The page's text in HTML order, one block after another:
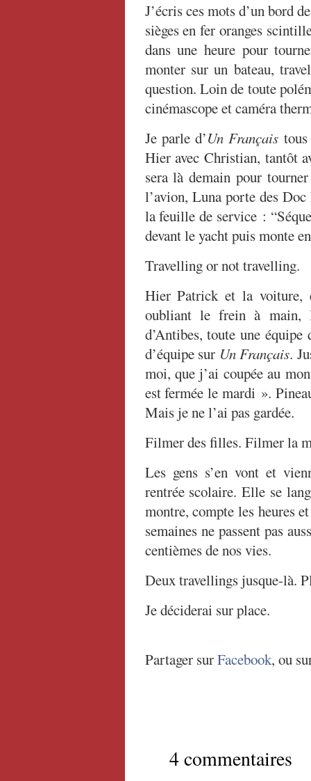
J’écris ces mots d’un bord
sièges en fer oranges
dans une heure pour
monter sur un bateau,
question. Loin de toute
cinémascope et caméra
Je parle d’Un Français
Hier avec Christian, tantôt
sera là demain pour
l’avion, Luna porte des Doc
la feuille de service :
devant le yacht puis monte
Travelling or not travelling.
Hier Patrick et la voiture,
oubliant le frein à main,
d’Antibes, toute une
d’équipe sur Un Français.
moi, que j’ai coupée au
est fermée le mardi ».
Mais je ne l’ai pas gardée.
Filmer des filles. Filmer la
Les gens s’en vont et
rentrée scolaire. Elle se
montre, compte les heures
semaines ne passent pas
centièmes de nos vies.
Deux travellings jusque-là.
Je déciderai sur place.
Partager surFacebook, ou
4 commentaires